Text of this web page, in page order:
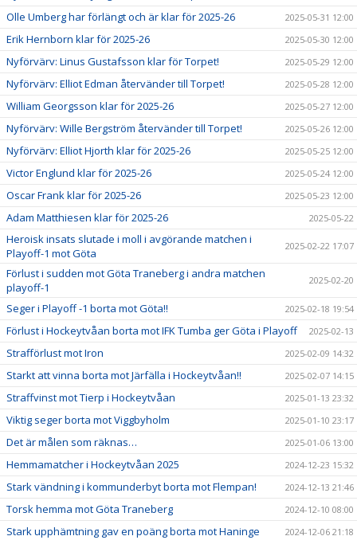
Olle Umberg har förlängt och är klar för 2025-26 2025-05-31 12:00
Erik Hernborn klar för 2025-26 2025-05-30 12:00
Nyförvärv: Linus Gustafsson klar för Torpet! 2025-05-29 12:00
Nyförvärv: Elliot Edman återvänder till Torpet! 2025-05-28 12:00
William Georgsson klar för 2025-26 2025-05-27 12:00
Nyförvärv: Wille Bergström återvänder till Torpet! 2025-05-26 12:00
Nyförvärv: Elliot Hjorth klar för 2025-26 2025-05-25 12:00
Victor Englund klar för 2025-26 2025-05-24 12:00
Oscar Frank klar för 2025-26 2025-05-23 12:00
Adam Matthiesen klar för 2025-26 2025-05-22
Heroisk insats slutade i moll i avgörande matchen i
Playoff-1 mot Göta
2025-02-22 17:07
Förlust i sudden mot Göta Traneberg i andra matchen
playoff-1
2025-02-20
Seger i Playoff -1 borta mot Göta!! 2025-02-18 19:54
Förlust i Hockeytvåan borta mot IFK Tumba ger Göta i Playoff 2025-02-13
Strafförlust mot Iron 2025-02-09 14:32
Starkt att vinna borta mot Järfälla i Hockeytvåan!! 2025-02-07 14:15
Straffvinst mot Tierp i Hockeytvåan 2025-01-13 23:32
Viktig seger borta mot Viggbyholm 2025-01-10 23:17
Det är målen som räknas… 2025-01-06 13:00
Hemmamatcher i Hockeytvåan 2025 2024-12-23 15:32
Stark vändning i kommunderbyt borta mot Flempan! 2024-12-13 21:46
Torsk hemma mot Göta Traneberg 2024-12-10 08:00
Stark upphämtning gav en poäng borta mot Haninge 2024-12-06 21:18